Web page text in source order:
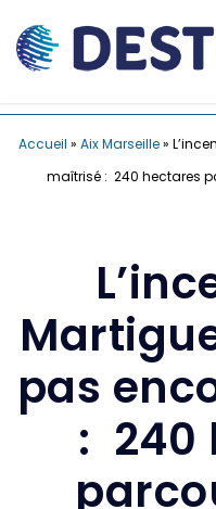
Accueil » Aix Marseille»
maîtrisé : 240 hectares
pas
: 240